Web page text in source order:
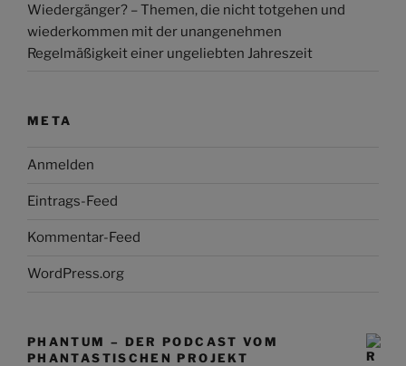
Wiedergänger? – Themen, die nicht totgehen und
wiederkommen mit der unangenehmen
Regelmäßigkeit einer ungeliebten Jahreszeit
META
Anmelden
Eintrags-Feed
Kommentar-Feed
WordPress.org
PHANTUM – DER PODCAST VOM
PHANTASTISCHEN PROJEKT